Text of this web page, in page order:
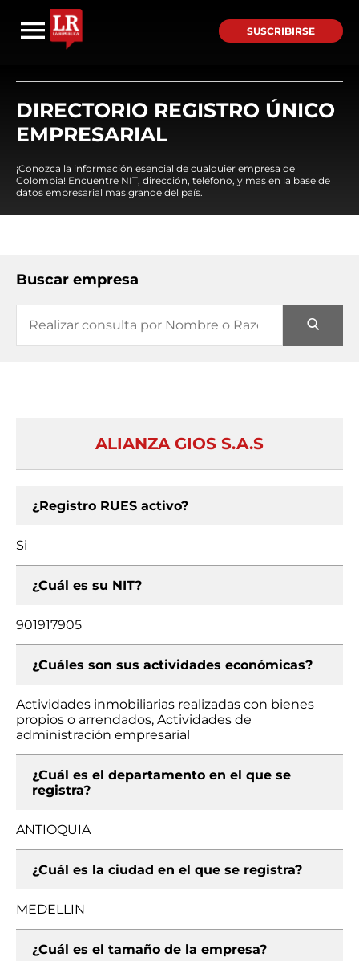
SUSCRIBIRSE
DIRECTORIO REGISTRO ÚNICO
EMPRESARIAL
¡Conozca la información esencial de cualquier empresa de
Colombia! Encuentre NIT, dirección, teléfono, y mas en la base de
datos empresarial mas grande del país.
Buscar empresa
ALIANZA GIOS S.A.S
¿Registro RUES activo?
Si
¿Cuál es su NIT?
901917905
¿Cuáles son sus actividades económicas?
Actividades inmobiliarias realizadas con bienes
propios o arrendados, Actividades de
administración empresarial
¿Cuál es el departamento en el que se
registra?
ANTIOQUIA
¿Cuál es la ciudad en el que se registra?
MEDELLIN
¿Cuál es el tamaño de la empresa?